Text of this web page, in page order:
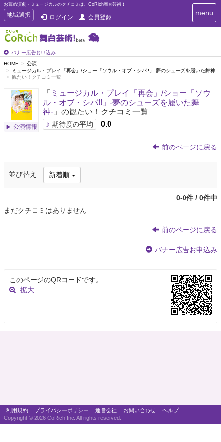
お薦め演劇・ミュージカルのクチコミは、CoRich舞台芸術！
T
o
g
g
e
n
a
i
地域選択 ログイン 会員登録
バナー広告お申込み
T
o
n
v
i
o
menu
HOME
公演
ミュージカル・プレイ「再会」/ショー「ソウル・オブ・シバ!!」-夢のシューズを履いた舞神-
観たい！クチコミ一覧
公演情報
「 ミュージカル・プレイ「再会」/ショー「ソウ
ル・オブ・シバ!!」-夢のシューズを履いた舞
神- 」の観たい！クチコミ一覧
♪ 期待度の平均 0.0
前のページに戻る
並び替え 新着順
0-0件 / 0件中
まだクチコミはありません
前のページに戻る
バナー広告お申込み
このページのQRコードです。
拡大
利用規約 プライバシーポリシー 運営会社 お問い合わせ
ヘルプ
Copyright © 2026 CoRich,Inc. All rights reserved.